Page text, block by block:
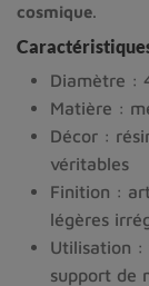
cosmique.
Diamètre :
Matière :
Décor :
véritables
Finition :
légères
Utilisation :
support de